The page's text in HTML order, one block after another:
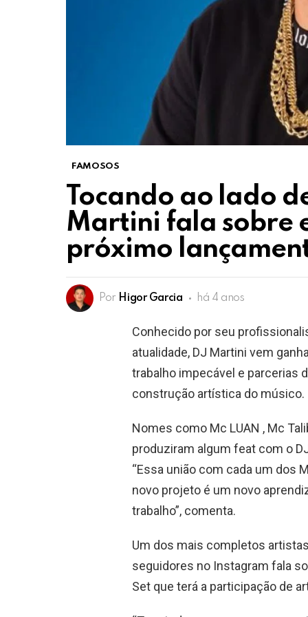
FAMOSOS
Tocando ao lado
Martini fala sobre
próximo
Por Higor Garcia há 4 anos
Conhecido por seu
atualidade, DJ Martini vem
trabalho impecável e parcerias
construção artística do músico.
Nomes como Mc LUAN , Mc
produziram algum feat com o
“Essa união com cada um dos
novo projeto é um novo
trabalho”, comenta.
Um dos mais completos
seguidores no Instagram fala
Set que terá a participação de